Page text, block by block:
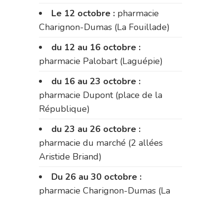
Le 12 octobre : pharmacie
Charignon-Dumas (La Fouillade)
du 12 au 16 octobre :
pharmacie Palobart (Laguépie)
du 16 au 23 octobre :
pharmacie Dupont (place de la
République)
du 23 au 26 octobre :
pharmacie du marché (2 allées
Aristide Briand)
Du 26 au 30 octobre :
pharmacie Charignon-Dumas (La